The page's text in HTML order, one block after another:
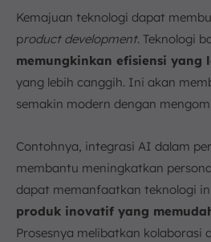
Kemajuan teknologi dapat
product development. Teknologi
memungkinkan efisiensi yang
yang lebih canggih. Ini akan
semakin modern dengan
Contohnya, integrasi AI dalam
membantu meningkatkan
dapat memanfaatkan teknologi
produk inovatif yang
Prosesnya melibatkan kolaborasi